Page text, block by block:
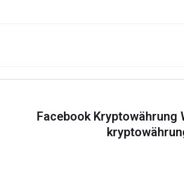
Facebook Kryptowährung